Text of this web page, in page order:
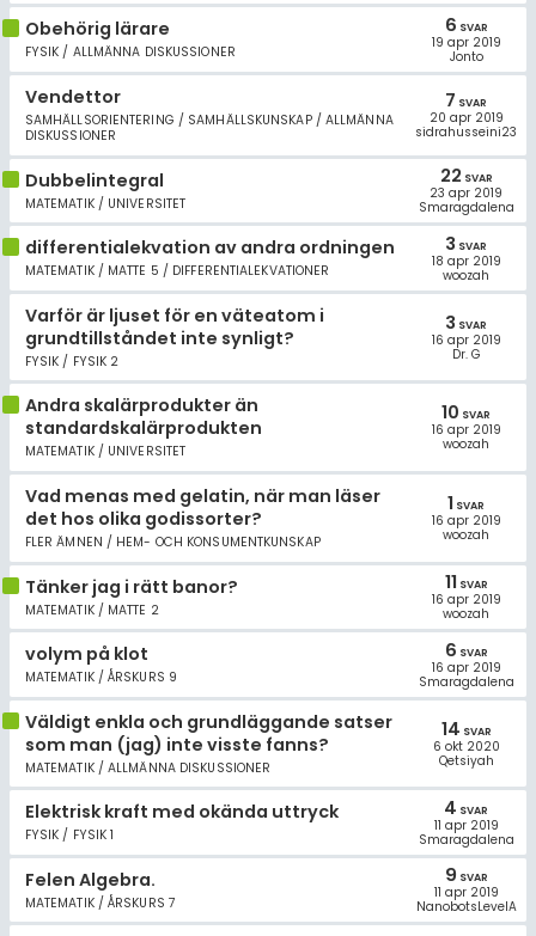
Obehörig lärare
FYSIK / ALLMÄNNA DISKUSSIONER
6 SVAR
19 apr 2019
Jonto
Vendettor
SAMHÄLLSORIENTERING / SAMHÄLLSKUNSKAP / ALLMÄNNA
DISKUSSIONER
7 SVAR
20 apr 2019
sidrahusseini23
Dubbelintegral
MATEMATIK / UNIVERSITET
22 SVAR
23 apr 2019
Smaragdalena
differentialekvation av andra ordningen
MATEMATIK / MATTE 5 / DIFFERENTIALEKVATIONER
3 SVAR
18 apr 2019
woozah
Varför är ljuset för en väteatom i
grundtillståndet inte synligt?
FYSIK / FYSIK 2
3 SVAR
16 apr 2019
Dr. G
Andra skalärprodukter än
standardskalärprodukten
MATEMATIK / UNIVERSITET
10 SVAR
16 apr 2019
woozah
Vad menas med gelatin, när man läser
det hos olika godissorter?
FLER ÄMNEN / HEM- OCH KONSUMENTKUNSKAP
1 SVAR
16 apr 2019
woozah
Tänker jag i rätt banor?
MATEMATIK / MATTE 2
11 SVAR
16 apr 2019
woozah
volym på klot
MATEMATIK / ÅRSKURS 9
6 SVAR
16 apr 2019
Smaragdalena
Väldigt enkla och grundläggande satser
som man (jag) inte visste fanns?
MATEMATIK / ALLMÄNNA DISKUSSIONER
14 SVAR
6 okt 2020
Qetsiyah
Elektrisk kraft med okända uttryck
FYSIK / FYSIK 1
4 SVAR
11 apr 2019
Smaragdalena
Felen Algebra.
MATEMATIK / ÅRSKURS 7
9 SVAR
11 apr 2019
NanobotsLevelA